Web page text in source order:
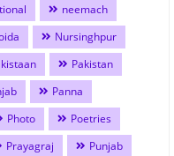
neemach
Nursinghpur
Pakistan
Panna
Photo
Poetries
Prayagraj
Punjab